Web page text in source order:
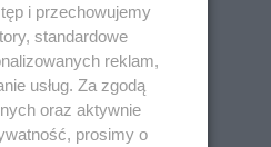
i przechowujemy
standardowe
reklam,
usług. Za zgodą
oraz aktywnie
prosimy o